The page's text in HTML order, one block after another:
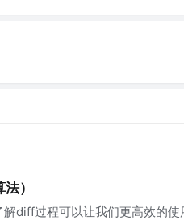
）
diff过程可以让我们更高效的使